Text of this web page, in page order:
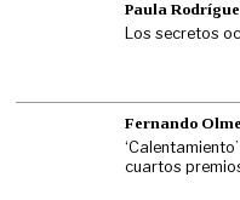
Paula
Los secretos
Fernando
cuartos